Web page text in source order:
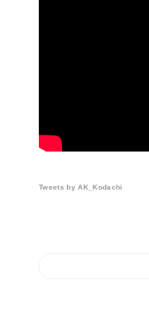
Tweets by AK_Kodachi